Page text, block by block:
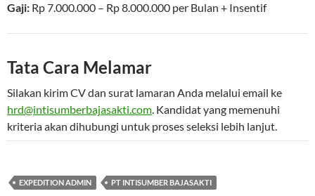
Gaji: Rp 7.000.000 – Rp 8.000.000 per Bulan + Insentif
Tata Cara Melamar
Silakan kirim CV dan surat lamaran Anda melalui email ke
hrd@intisumberbajasakti.com. Kandidat yang memenuhi
kriteria akan dihubungi untuk proses seleksi lebih lanjut.
EXPEDITION ADMIN PT INTISUMBER BAJASAKTI